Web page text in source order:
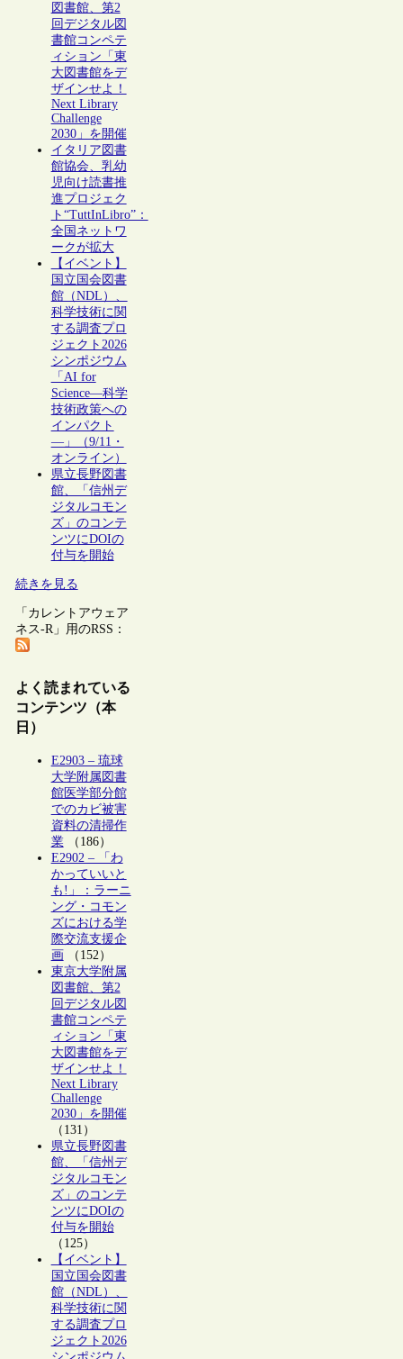
図書館、第2
回デジタル図
書館コンペテ
ィション「東
大図書館をデ
ザインせよ！
Next Library
Challenge
2030」を開催
イタリア図書
館協会、乳幼
児向け読書推
進プロジェク
ト“TuttInLibro”：
全国ネットワ
ークが拡大
【イベント】
国立国会図書
館（NDL）、
科学技術に関
する調査プロ
ジェクト2026
シンポジウム
「AI for
Science―科学
技術政策への
インパクト
―」（9/11・
オンライン）
県立長野図書
館、「信州デ
ジタルコモン
ズ」のコンテ
ンツにDOIの
付与を開始
続きを見る
「カレントアウェア
ネス-R」用のRSS：
よく読まれている
コンテンツ（本
日）
E2903 – 琉球
大学附属図書
館医学部分館
でのカビ被害
資料の清掃作
業（186）
E2902 – 「わ
かっていいと
も!」：ラーニ
ング・コモン
ズにおける学
際交流支援企
画（152）
東京大学附属
図書館、第2
回デジタル図
書館コンペテ
ィション「東
大図書館をデ
ザインせよ！
Next Library
Challenge
2030」を開催
（131）
県立長野図書
館、「信州デ
ジタルコモン
ズ」のコンテ
ンツにDOIの
付与を開始
（125）
【イベント】
国立国会図書
館（NDL）、
科学技術に関
する調査プロ
ジェクト2026